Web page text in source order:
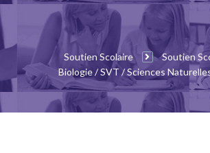
Soutien Scolaire
Soutien
Biologie / SVT / Sciences